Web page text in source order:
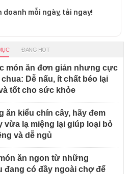
mỗi ngày, tải ngay!
ĐANG HOT
món ăn đơn giản nhưng cực
Dễ nấu, ít chất béo lại
tốt cho sức khỏe
ăn kiểu chín cây, hãy đem
vừa lạ miệng lại giúp loại bỏ
và dễ ngủ
ăn ngon từ những
đang có đầy ngoài chợ để